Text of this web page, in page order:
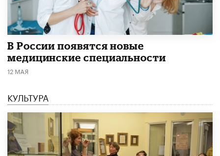
В России появятся новые
медицинские специальности
12 МАЯ
КУЛЬТУРА